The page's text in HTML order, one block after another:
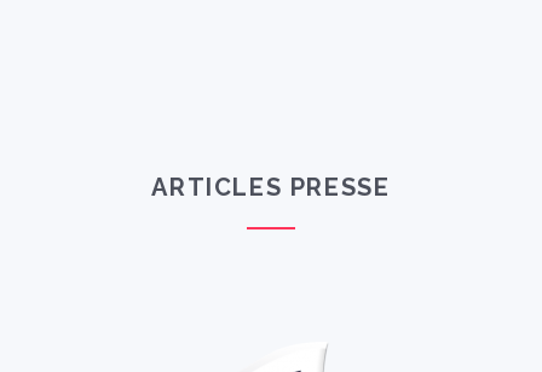
ARTICLES PRESSE